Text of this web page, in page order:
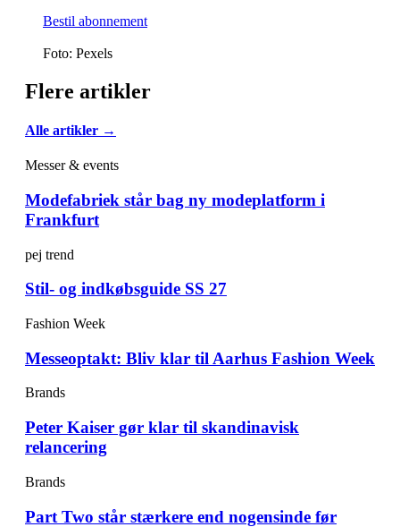
Bestil abonnement
Foto: Pexels
Flere artikler
Alle artikler →
Messer & events
Modefabriek står bag ny modeplatform i
Frankfurt
pej trend
Stil- og indkøbsguide SS 27
Fashion Week
Messeoptakt: Bliv klar til Aarhus Fashion Week
Brands
Peter Kaiser gør klar til skandinavisk
relancering
Brands
Part Two står stærkere end nogensinde før